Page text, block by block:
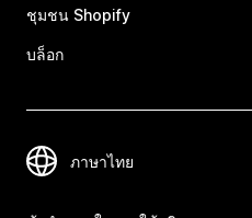
ชุมชน Shopify
บล็อก